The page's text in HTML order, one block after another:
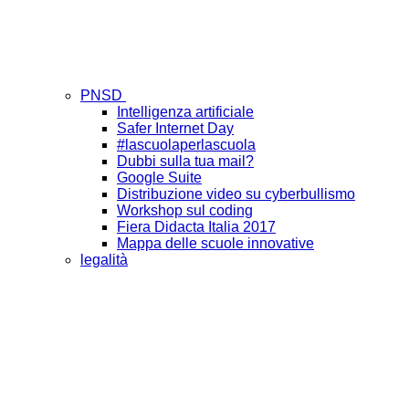
PNSD
Intelligenza artificiale
Safer Internet Day
#lascuolaperlascuola
Dubbi sulla tua mail?
Google Suite
Distribuzione video su cyberbullismo
Workshop sul coding
Fiera Didacta Italia 2017
Mappa delle scuole innovative
legalità